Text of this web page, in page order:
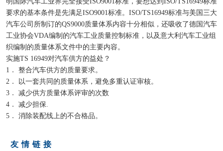
要求的基本条件是先满足ISO9001标准。ISO/TS16949标准与美国三大
汽车公司所制订的QS9000质量体系内容十分相似，还吸收了德国汽车
工业协会VDA编制的汽车工业质量控制标准，以及意大利汽车工业组
织编制的质量体系文件中的主要内容。
实施TS 16949对汽车供方的益处？
1． 整合汽车供方的质量要求。
2． 以一套共同的质量体系，避免多重认证审核。
3． 减少供方质量体系评审的次数
4． 减少担保.
5． 消除装配线上的不合格品。
友情链接